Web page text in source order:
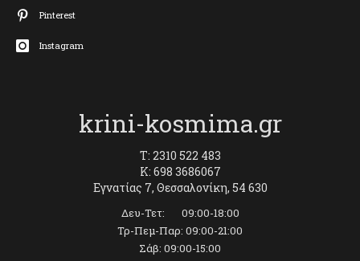
Pinterest
Instagram
krini-kosmima.gr
T: 2310 522 483
K: 698 3686067
Εγνατίας 7, Θεσσαλονίκη, 54 630
Δευ-Τετ: 09:00-18:00
Τρ-Πεμ-Παρ: 09:00-21:00
Σάβ: 09:00-15:00